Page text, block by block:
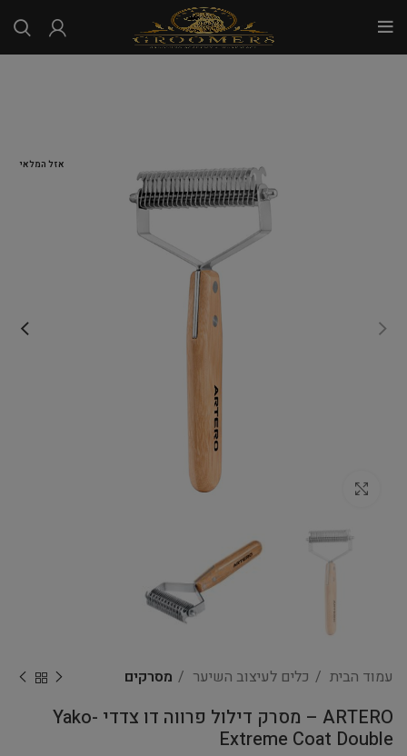
אזל המלאי
עמוד הבית כלים לעיצוב השיער מסרקים
ARTERO – מסרק דילול פרווה דו צדדי Yako-
Extreme Coat Double